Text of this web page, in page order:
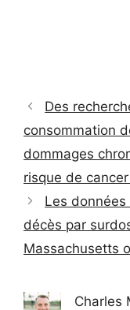
Des
consommation
dommages
risque de
Les données
décès par
Massachusetts
Charles